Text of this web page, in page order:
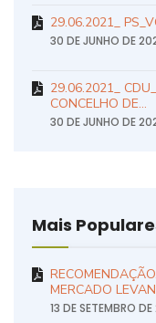
29.06.2021_
30 DE JUNHO DE
29.06.2021_
CONCELHO DE…
30 DE JUNHO DE
Mais
MERCADO
13 DE SETEMBRO DE